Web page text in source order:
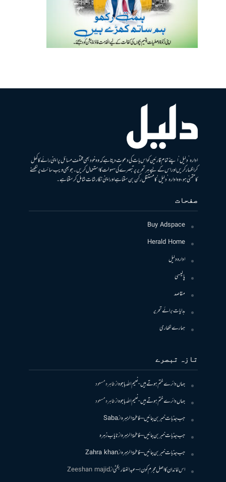
ادارہ ’دلیل‘ اپنے تمام قارئین کو اس بات کی دعوت دیتا ہے کہ وہ خود بھی مختلف مسائل پر اپنی رائے کا کھل
کر اظہار کریں اور اس کے لیے ہر تحریر پر تبصرے کی سہولت کا استعمال کریں۔ جو بھی ویب سائٹ پر لکھنے
کا متمنی ہو، وہ ادارہ ’دلیل‘ کا مستقل رکن بن سکتا ہے اور اپنی نگارشات شامل کرسکتا ہے۔
صفحات
Buy Adspace
Herald Home
ادارہ دلیل
پالیسی
مقاصد
ہدایات برائے تحریر
ہمارے لکھاری
تازہ تبصرے
جہاں دائرے ختم ہوتے ہیں- نعیم اللہ باجوہازطاہرہ مسعود
جہاں دائرے ختم ہوتے ہیں- نعیم اللہ باجوہازطاہرہ مسعود
جب جذبات خبر بن جائیں – فاطمۃالزہرہازSaba
جب جذبات خبر بن جائیں – فاطمۃالزہرہازنایاب زہرہ
جب جذبات خبر بن جائیں – فاطمۃالزہرہازZahra khan
اس خاندان کا اصل مجرم کون! – عبدالغفار بگٹیازZeeshan majid